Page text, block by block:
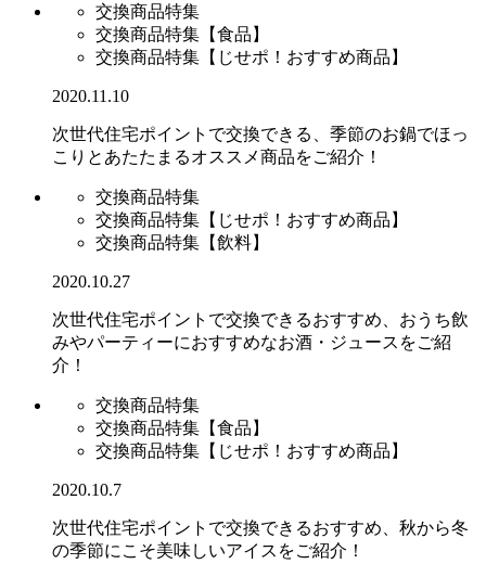
交換商品特集
交換商品特集【食品】
交換商品特集【じせポ！おすすめ商品】
2020.11.10
次世代住宅ポイントで交換できる、季節のお鍋でほっ
こりとあたたまるオススメ商品をご紹介！
交換商品特集
交換商品特集【じせポ！おすすめ商品】
交換商品特集【飲料】
2020.10.27
次世代住宅ポイントで交換できるおすすめ、おうち飲
みやパーティーにおすすめなお酒・ジュースをご紹
介！
交換商品特集
交換商品特集【食品】
交換商品特集【じせポ！おすすめ商品】
2020.10.7
次世代住宅ポイントで交換できるおすすめ、秋から冬
の季節にこそ美味しいアイスをご紹介！